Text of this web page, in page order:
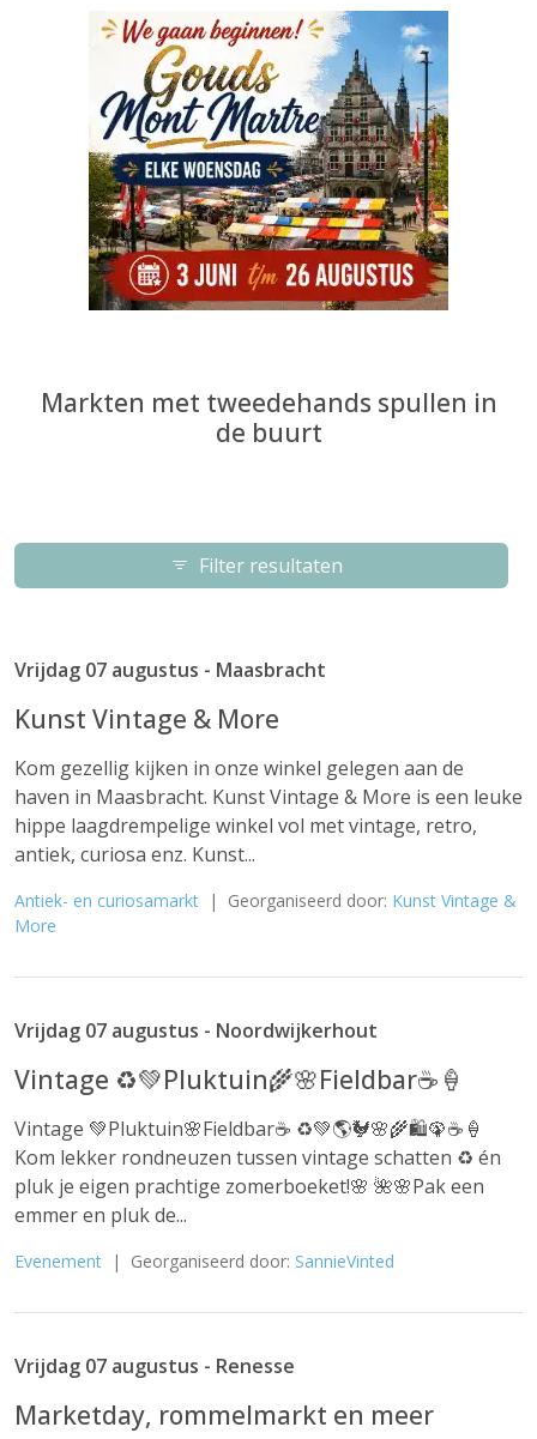
Markten met tweedehands spullen in
de buurt
Filter resultaten
Vrijdag 07 augustus - Maasbracht
Kunst Vintage & More
Kom gezellig kijken in onze winkel gelegen aan de
haven in Maasbracht. Kunst Vintage & More is een leuke
hippe laagdrempelige winkel vol met vintage, retro,
antiek, curiosa enz. Kunst...
Antiek- en curiosamarkt | Georganiseerd door: Kunst Vintage &
More
Vrijdag 07 augustus - Noordwijkerhout
Vintage ♻️💚Pluktuin🌾🌸Fieldbar☕️🍦
Vintage 💚Pluktuin🌸Fieldbar☕️ ♻️💚🌎🐓🌸🌾🛍️🦚☕️🍦
Kom lekker rondneuzen tussen vintage schatten ♻️ én
pluk je eigen prachtige zomerboeket!🌸 🌺🌸Pak een
emmer en pluk de...
Evenement | Georganiseerd door: SannieVinted
Vrijdag 07 augustus - Renesse
Marketday, rommelmarkt en meer